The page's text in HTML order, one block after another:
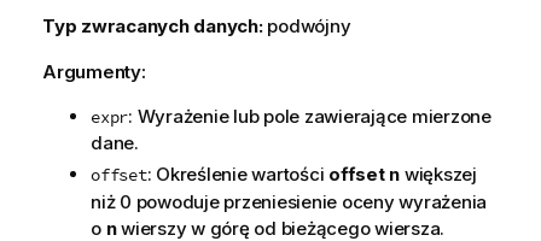
Typ zwracanych danych: podwójny
Argumenty:
expr: Wyrażenie lub pole zawierające mierzone
dane.
offset: Określenie wartości offset n większej
niż 0 powoduje przeniesienie oceny wyrażenia
o nwierszy w górę od bieżącego wiersza.